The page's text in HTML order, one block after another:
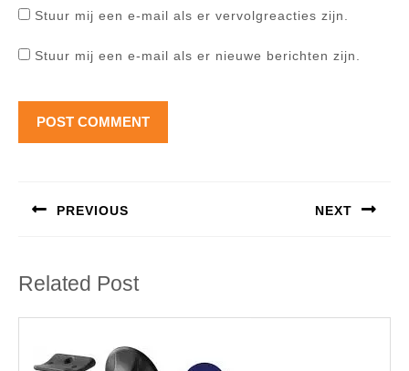
Stuur mij een e-mail als er vervolgreacties zijn.
Stuur mij een e-mail als er nieuwe berichten zijn.
PREVIOUS NEXT
Related Post